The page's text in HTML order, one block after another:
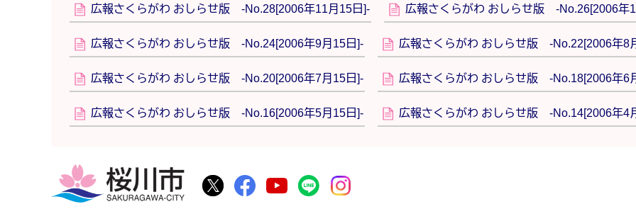
広報さくらがわ おしらせ版 -No.28[2006年11月15日]- 広報さくらがわ おしらせ版 -No.26[2006年
広報さくらがわ おしらせ版 -No.24[2006年9月15日]- 広報さくらがわ おしらせ版 -No.22[2006年8
広報さくらがわ おしらせ版 -No.20[2006年7月15日]- 広報さくらがわ おしらせ版 -No.18[2006年6
広報さくらがわ おしらせ版 -No.16[2006年5月15日]- 広報さくらがわ おしらせ版 -No.14[2006年4
桜川市公式Twitter
桜川市公式Facebook
桜川市公式YouTube
桜川市公式LINE